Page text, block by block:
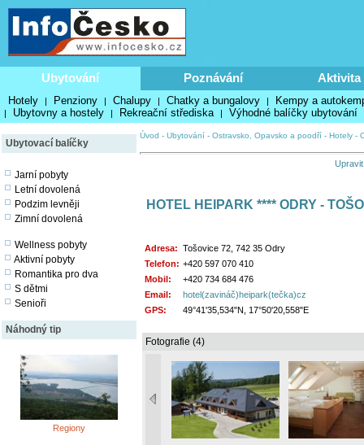
Ubytování Poznávání Aktivita
Hotely | Penziony | Chalupy | Chatky a bungalovy | Kempy a
| Ubytovny a hostely | Rekreační střediska | Výhodné balíčky ubytování
Ubytovací balíčky
Jarní pobyty
Letní dovolená
Podzim levněji
Zimní dovolená
Wellness pobyty
Aktivní pobyty
Romantika pro dva
S dětmi
Senioři
Náhodný tip
Regiony
Úvod - Ubytování - Ostravsko, Opavsko a poodří - Hotely -
HOTEL HEIPARK **** ODRY -
Adresa: Tošovice 72, 742 35 Odry
Telefon: +420 597 070 410
Mobil:
+420 734 684 476
Email:
hotel(zavináč)heipark(tečka)cz
GPS:
49°41'35,534"N, 17°50'20,558"E
Fotografie (4)